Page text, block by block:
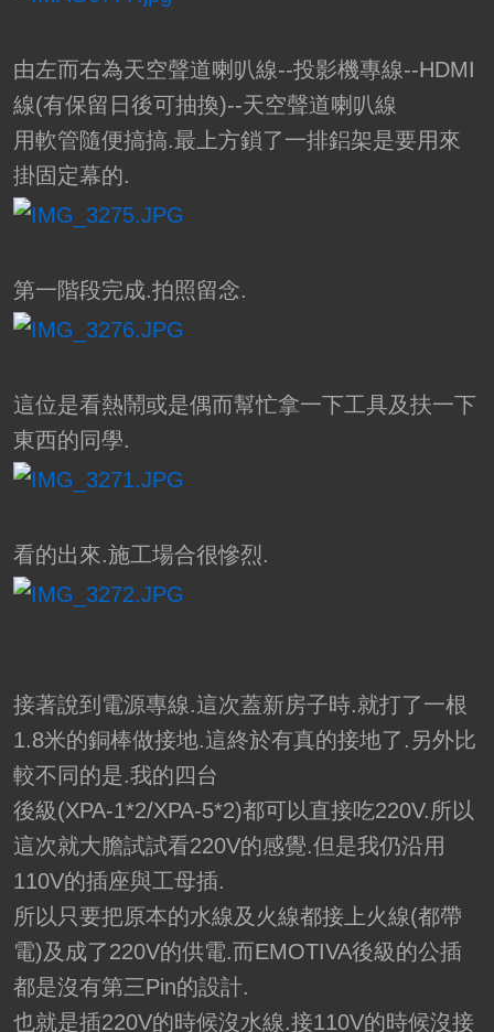
由左而右為天空聲道喇叭線--投影機專線--HDMI
線(有保留日後可抽換)--天空聲道喇叭線
用軟管隨便搞搞.最上方鎖了一排鋁架是要用來
掛固定幕的.
第一階段完成.拍照留念.
這位是看熱鬧或是偶而幫忙拿一下工具及扶一下
東西的同學.
看的出來.施工場合很慘烈.
接著說到電源專線.這次蓋新房子時.就打了一根
1.8米的銅棒做接地.這終於有真的接地了.另外比
較不同的是.我的四台
後級(XPA-1*2/XPA-5*2)都可以直接吃220V.所以
這次就大膽試試看220V的感覺.但是我仍沿用
110V的插座與工母插.
所以只要把原本的水線及火線都接上火線(都帶
電)及成了220V的供電.而EMOTIVA後級的公插
都是沒有第三Pin的設計.
也就是插220V的時候沒水線.接110V的時候沒接